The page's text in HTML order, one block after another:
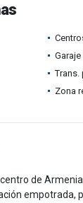
Garaje
Trans.
Zona
de
empotrada,